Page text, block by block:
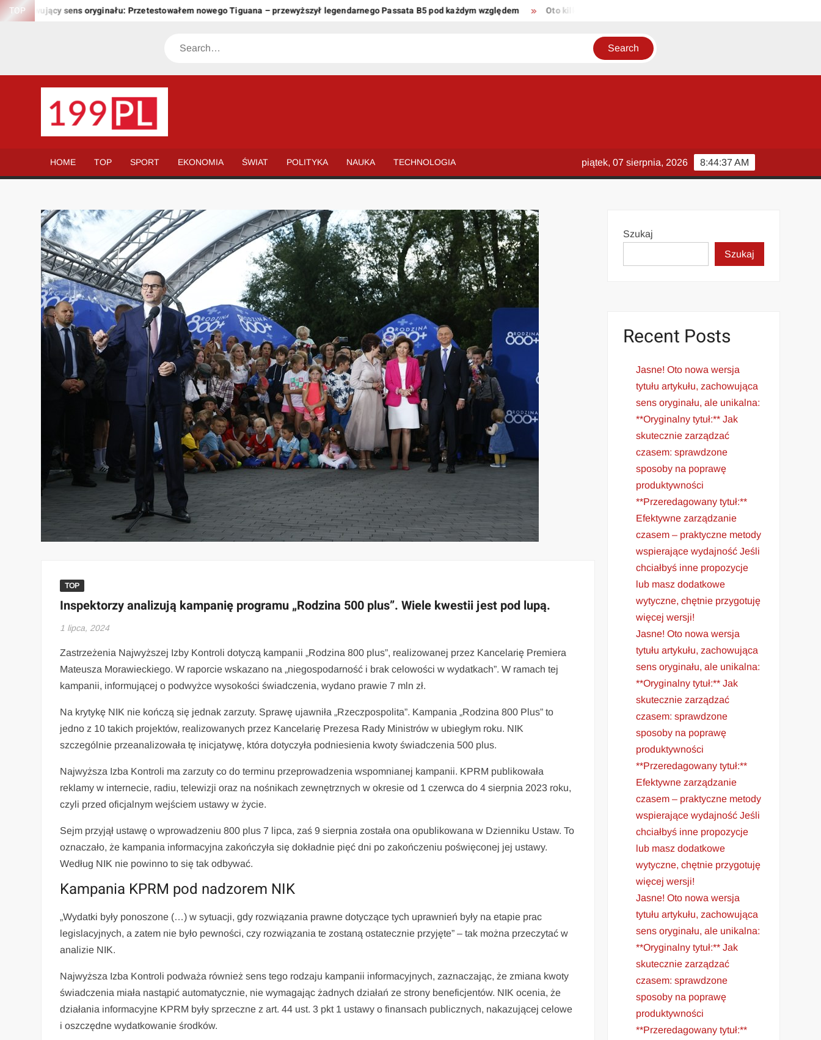
Skip
TOP sens oryginału: Przetestowałem nowego Tiguana – przewyższył legendarnego Passata B5 pod każdym względem Oto kilka propozycji unikalnych tytułów zachowujących sens oryginału:
Search
świat
HOME TOP SPORT EKONOMIA ŚWIAT POLITYKA NAUKA TECHNOLOGIA 8:44:38 AM
piątek, 07 sierpnia, 2026
TOP
Inspektorzy analizują kampanię programu „Rodzina 500 plus”. Wiele kwestii jest pod lupą.
1 lipca, 2024
Zastrzeżenia Najwyższej Izby Kontroli dotyczą kampanii „Rodzina 800 plus”, realizowanej przez Kancelarię Premiera
Mateusza Morawieckiego. W raporcie wskazano na „niegospodarność i brak celowości w wydatkach”. W ramach tej
kampanii, informującej o podwyżce wysokości świadczenia, wydano prawie 7 mln zł.
Na krytykę NIK nie kończą się jednak zarzuty. Sprawę ujawniła „Rzeczpospolita”. Kampania „Rodzina 800 Plus” to
jedno z 10 takich projektów, realizowanych przez Kancelarię Prezesa Rady Ministrów w ubiegłym roku. NIK
szczególnie przeanalizowała tę inicjatywę, która dotyczyła podniesienia kwoty świadczenia 500 plus.
Najwyższa Izba Kontroli ma zarzuty co do terminu przeprowadzenia wspomnianej kampanii. KPRM publikowała
reklamy w internecie, radiu, telewizji oraz na nośnikach zewnętrznych w okresie od 1 czerwca do 4 sierpnia 2023 roku,
czyli przed oficjalnym wejściem ustawy w życie.
Sejm przyjął ustawę o wprowadzeniu 800 plus 7 lipca, zaś 9 sierpnia została ona opublikowana w Dzienniku Ustaw. To
oznaczało, że kampania informacyjna zakończyła się dokładnie pięć dni po zakończeniu poświęconej jej ustawy.
Według NIK nie powinno to się tak odbywać.
Kampania KPRM pod nadzorem NIK
„Wydatki były ponoszone (…) w sytuacji, gdy rozwiązania prawne dotyczące tych uprawnień były na etapie prac
legislacyjnych, a zatem nie było pewności, czy rozwiązania te zostaną ostatecznie przyjęte” – tak można przeczytać w
analizie NIK.
Najwyższa Izba Kontroli podważa również sens tego rodzaju kampanii informacyjnych, zaznaczając, że zmiana kwoty
świadczenia miała nastąpić automatycznie, nie wymagając żadnych działań ze strony beneficjentów. NIK ocenia, że
działania informacyjne KPRM były sprzeczne z art. 44 ust. 3 pkt 1 ustawy o finansach publicznych, nakazującej celowe
i oszczędne wydatkowanie środków.
Szukaj
Szukaj
Recent Posts
Jasne! Oto nowa wersja
tytułu artykułu, zachowująca
sens oryginału, ale unikalna:
**Oryginalny tytuł:** Jak
skutecznie zarządzać
czasem: sprawdzone
sposoby na poprawę
produktywności
**Przeredagowany tytuł:**
Efektywne zarządzanie
czasem – praktyczne metody
wspierające wydajność Jeśli
chciałbyś inne propozycje
lub masz dodatkowe
wytyczne, chętnie przygotuję
więcej wersji!
Jasne! Oto nowa wersja
tytułu artykułu, zachowująca
sens oryginału, ale unikalna:
**Oryginalny tytuł:** Jak
skutecznie zarządzać
czasem: sprawdzone
sposoby na poprawę
produktywności
**Przeredagowany tytuł:**
Efektywne zarządzanie
czasem – praktyczne metody
wspierające wydajność Jeśli
chciałbyś inne propozycje
lub masz dodatkowe
wytyczne, chętnie przygotuję
więcej wersji!
Jasne! Oto nowa wersja
tytułu artykułu, zachowująca
sens oryginału, ale unikalna:
**Oryginalny tytuł:** Jak
skutecznie zarządzać
czasem: sprawdzone
sposoby na poprawę
produktywności
**Przeredagowany tytuł:**